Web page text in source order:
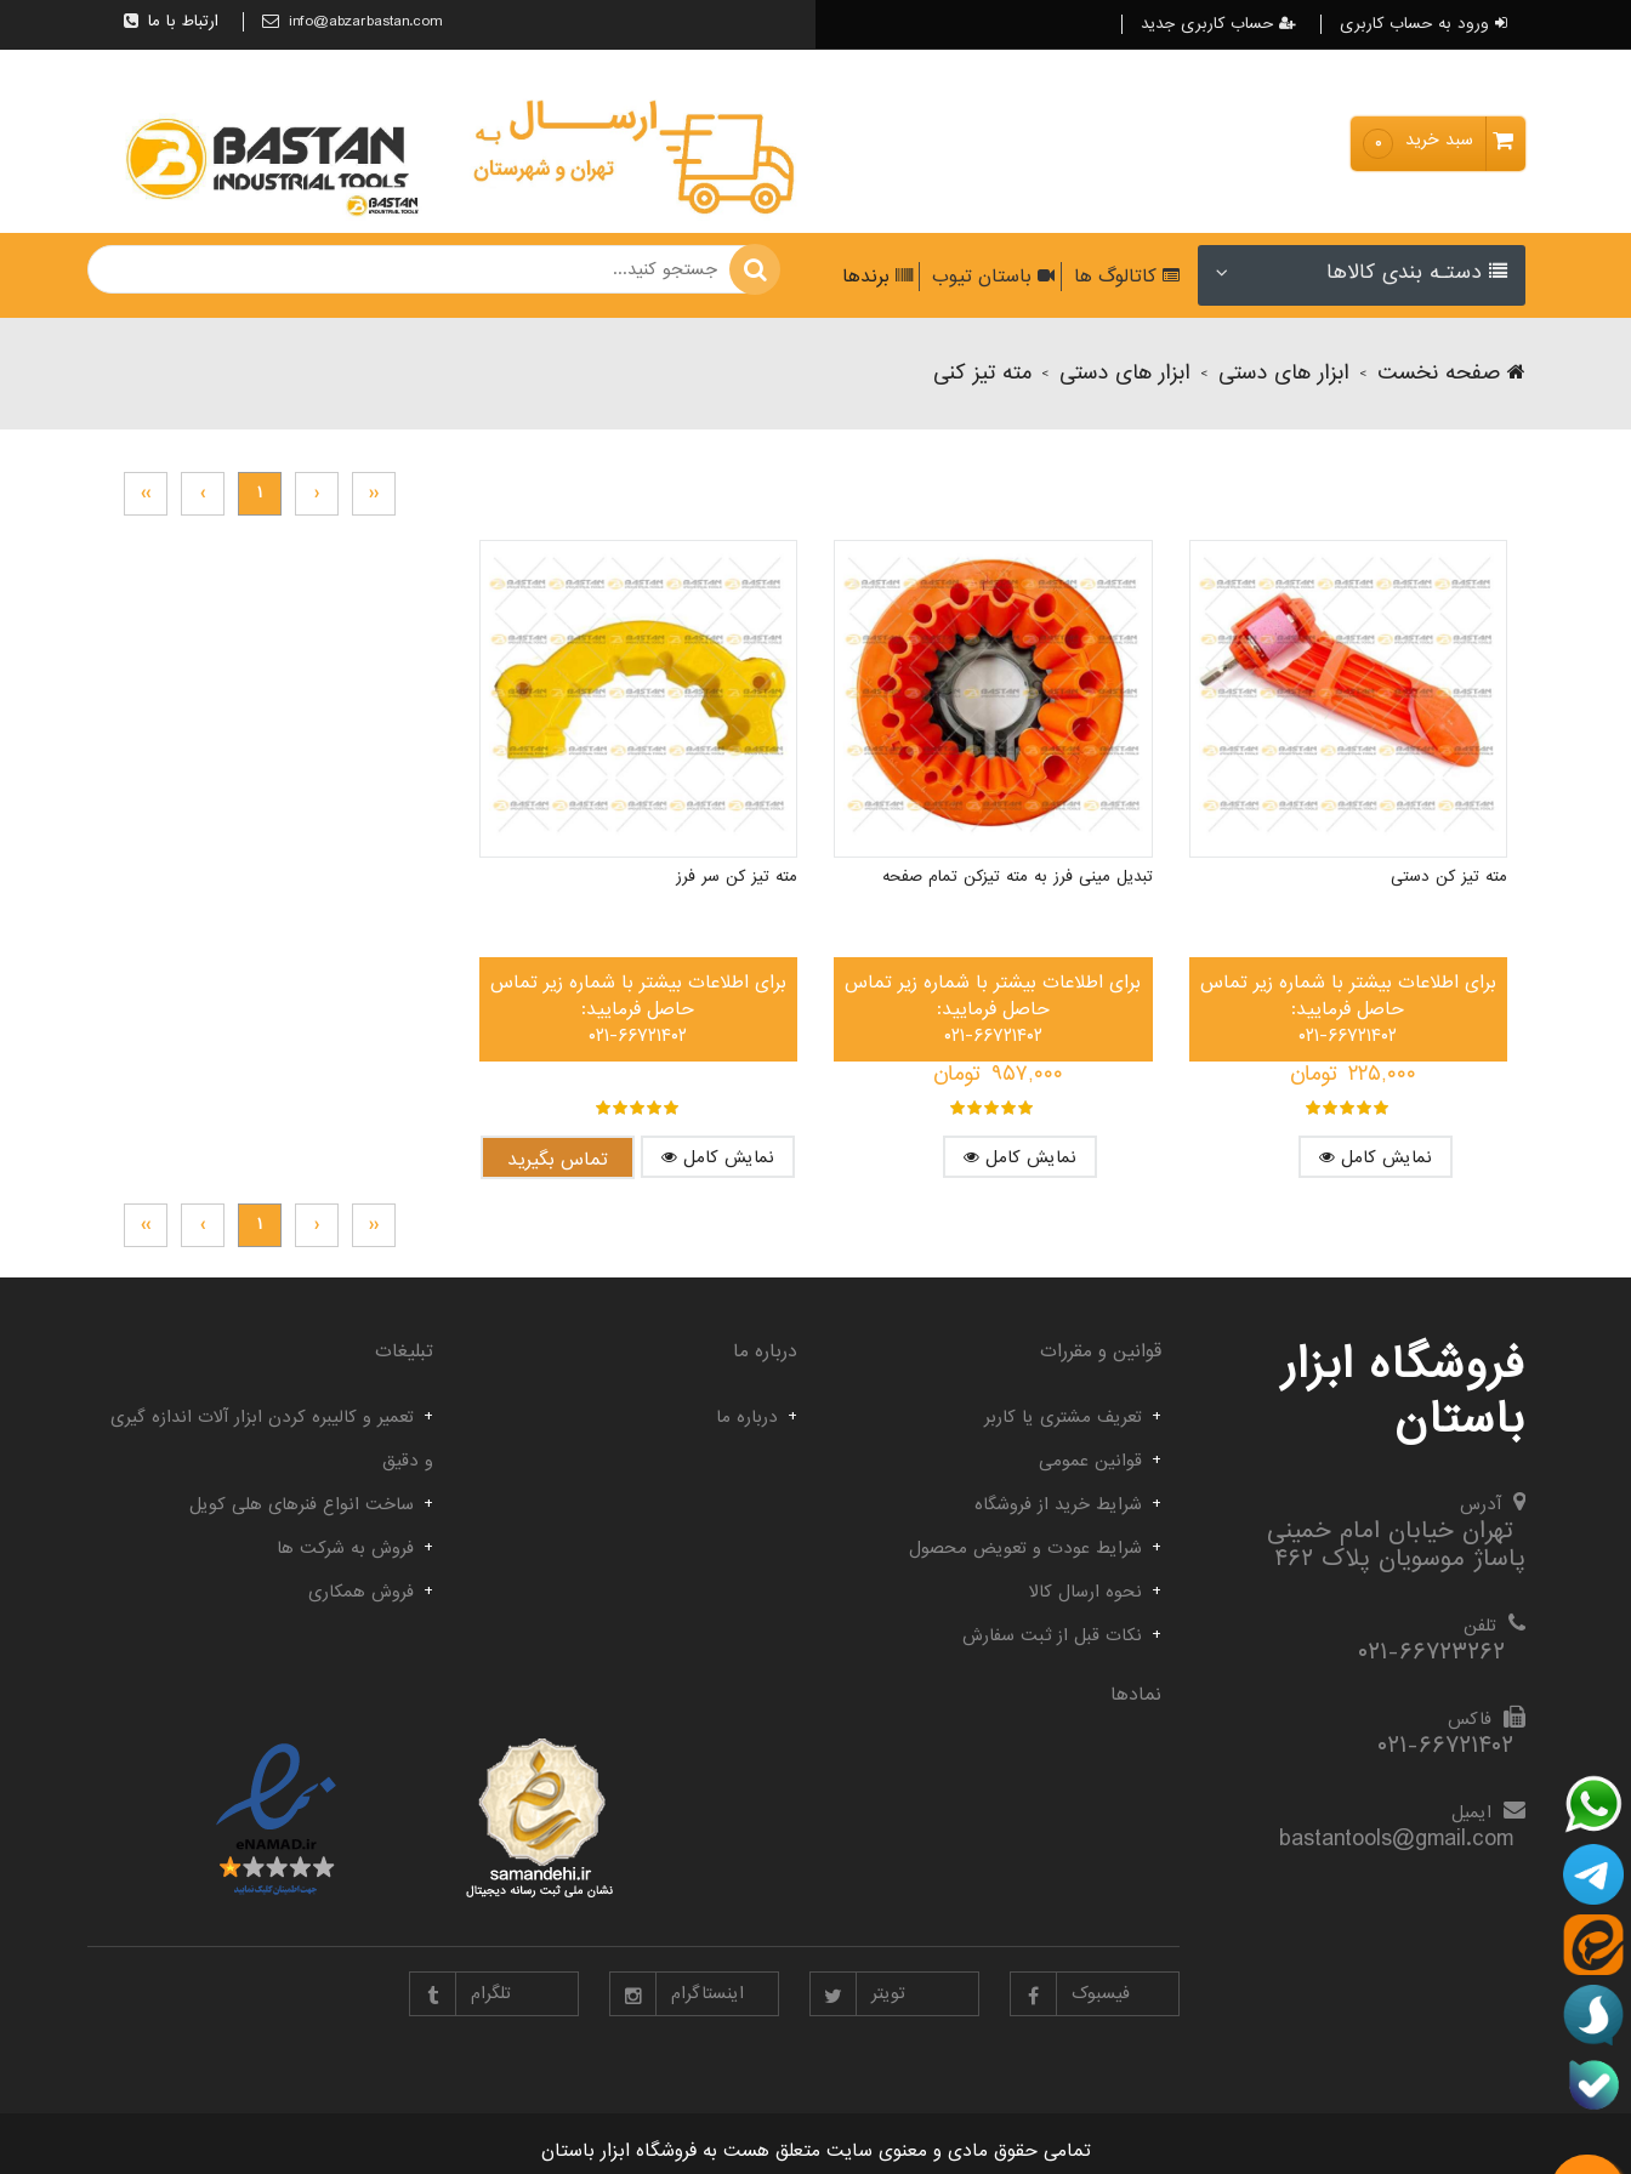
ورود به حساب کاربری حساب کاربری جدید ارتباط با ما info@abzarbastan.com
سبد خرید ۰
دستـه بندی کالاها کاتالوگ ها باستان تیوب برندها
صفحه نخست > ابزار های دستی > ابزار های دستی > مته تیز کنی
›› › ۱ ‹ ‹‹
مته تیز کن دستی
برای اطلاعات بیشتر با شماره زیر تماس
حاصل فرمایید:
۰۲۱-۶۶۷۲۱۴۰۲
۲۲۵,۰۰۰ تومان
نمایش کامل
تبدیل مینی فرز به مته تیزکن تمام صفحه
برای اطلاعات بیشتر با شماره زیر تماس
حاصل فرمایید:
۰۲۱-۶۶۷۲۱۴۰۲
۹۵۷,۰۰۰ تومان
نمایش کامل
مته تیز کن سر فرز
برای اطلاعات بیشتر با شماره زیر تماس
حاصل فرمایید:
۰۲۱-۶۶۷۲۱۴۰۲
نمایش کامل تماس بگیرید
›› › ۱ ‹ ‹‹
فروشگاه ابزار
باستان
آدرس
تهران خیابان امام خمینی
پاساژ موسویان پلاک ۴۶۲
تلفن
فاکس
۰۲۱-۶۶۷۲۱۴۰۲
ایمیل
bastantools@gmail.com
قوانین و مقررات
تعریف مشتری یا کاربر
قوانین عمومی
شرایط خرید از فروشگاه
شرایط عودت و تعویض محصول
نحوه ارسال کالا
نکات قبل از ثبت سفارش
درباره ما
درباره ما
تبلیغات
تعمیر و کالیبره کردن ابزار آلات اندازه گیری
و دقیق
ساخت انواع فنرهای هلی کویل
فروش به شرکت ها
فروش همکاری
نمادها
فیسبوک تویتر اینستاگرام تلگرام
تمامی حقوق مادی و معنوی سایت متعلق هست به فروشگاه ابزار باستان